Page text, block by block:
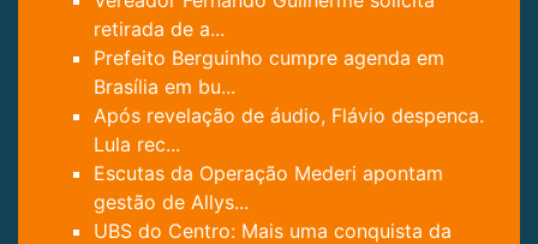
retirada de a...
Prefeito Berguinho cumpre agenda em
Brasília em bu...
Após revelação de áudio, Flávio despenca.
Lula rec...
Escutas da Operação Mederi apontam
gestão de Allys...
UBS do Centro: Mais uma conquista da